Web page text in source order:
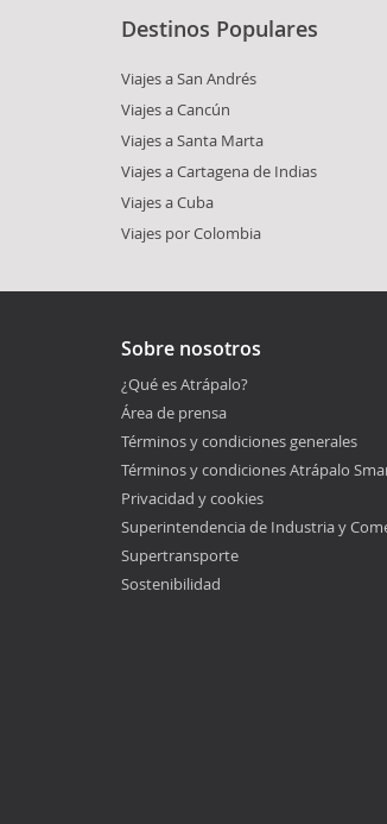
Destinos Populares
Viajes a San Andrés
Viajes a Cancún
Viajes a Santa Marta
Viajes a Cartagena de Indias
Viajes a Cuba
Viajes por Colombia
Sobre nosotros
¿Qué es Atrápalo?
Área de prensa
Términos y condiciones generales
Términos y condiciones Atrápalo
Privacidad y cookies
Superintendencia de Industria y
Supertransporte
Sostenibilidad